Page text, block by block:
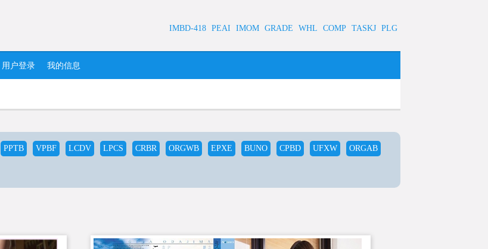
IMBD-418 PEAI IMOM GRADE WHL COMP TASKJ PLG
用户登录 我的信息
PPTB VPBF LCDV LPCS CRBR ORGWB EPXE BUNO CPBD UFXW ORGAB